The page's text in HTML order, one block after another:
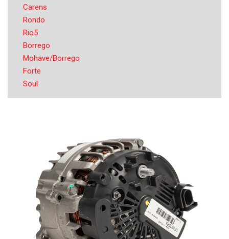
Carens
Rondo
Rio5
Borrego
Mohave/Borrego
Forte
Soul